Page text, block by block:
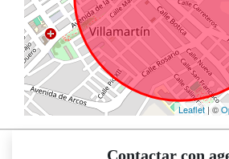
Leaflet| ©
Contactar con